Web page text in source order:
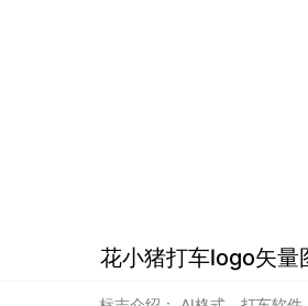
花小猪打车logo矢量